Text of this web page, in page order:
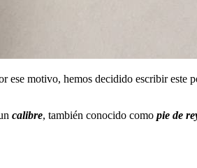
motivo, hemos decidido escribir este
calibre, también conocido como pie de